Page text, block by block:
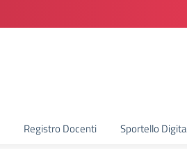
Registro Docenti Sportello